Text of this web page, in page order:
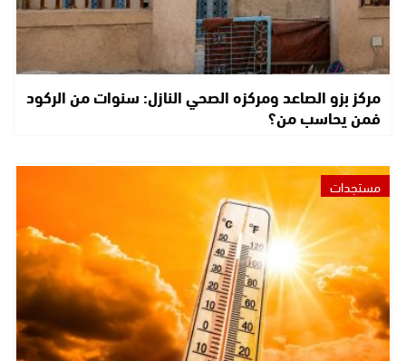
مركز بزو الصاعد ومركزه الصحي النازل: سنوات من الركود
فمن يحاسب من؟
مستجدات